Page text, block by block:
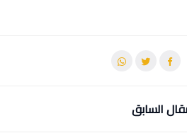
السابق